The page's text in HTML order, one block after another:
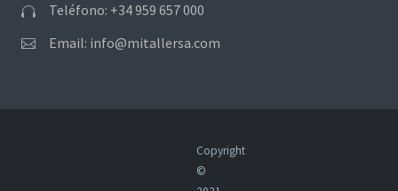

 Teléfono: +34 959 657 000

 Email: info@mitallersa.com
Copyright
©